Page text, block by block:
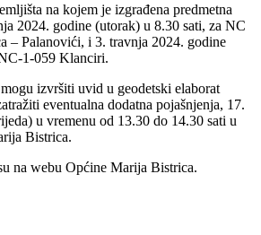
na kojem je izgrađena predmetna
2024. godine (utorak) u 8.30 sati, za NC
– Palanovići, i 3. travnja 2024. godine
1-059 Klanciri.
izvršiti uvid u geodetski elaborat
eventualna dodatna pojašnjenja, 17.
u vremenu od 13.30 do 14.30 sati u
Bistrica.
na webu Općine Marija Bistrica.